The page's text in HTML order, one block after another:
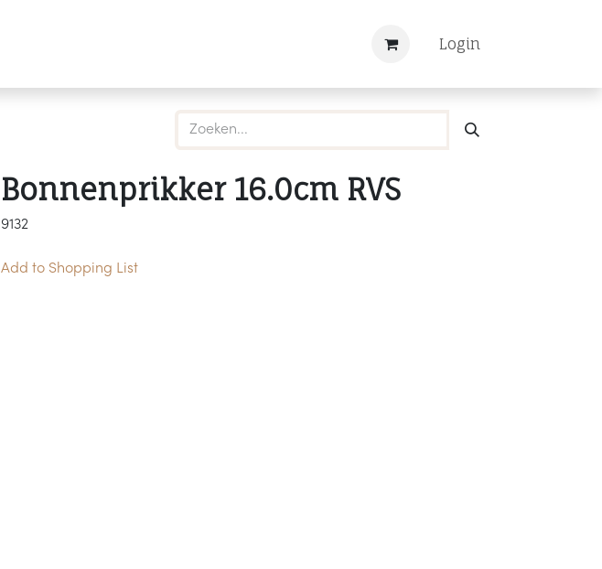
Login
Bonnenprikker 16.0cm RVS
9132
Add to Shopping List